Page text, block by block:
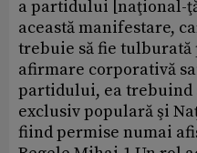
a partidului [naţional-
această manifestare,
trebuie să fie
afirmare corporativă
partidului, ea trebuind
exclusiv populară şi
fiind permise numai